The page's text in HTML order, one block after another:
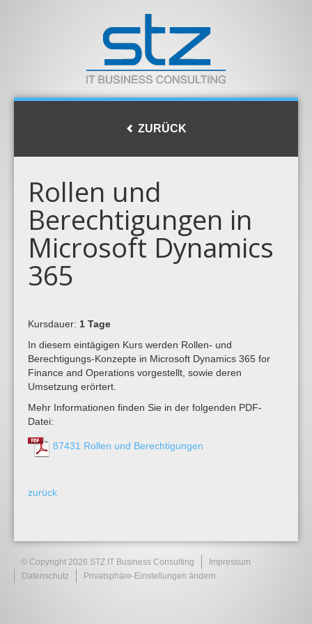
ZURÜCK
Rollen und
Berechtigungen in
Microsoft Dynamics
365
Kursdauer: 1 Tage
In diesem eintägigen Kurs werden Rollen- und
Berechtigungs-Konzepte in Microsoft Dynamics 365 for
Finance and Operations vorgestellt, sowie deren
Umsetzung erörtert.
Mehr Informationen finden Sie in der folgenden PDF-
Datei:
87431 Rollen und Berechtigungen
zurück
© Copyright 2026 STZ IT Business Consulting
Impressum
Datenschutz
Privatsphäre-Einstellungen ändern